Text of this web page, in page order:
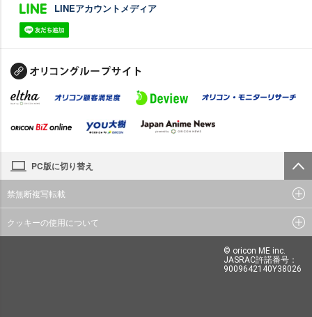
LINEアカウントメディア
PC版に切り替え
禁無断複写転載
クッキーの使用について
© oricon ME inc.
JASRAC許諾番号：
9009642140Y38026